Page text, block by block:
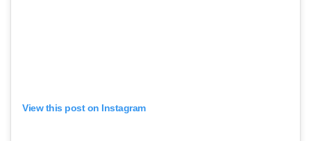
View this post on Instagram